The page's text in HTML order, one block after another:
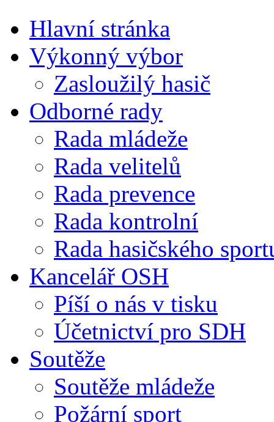
Hlavní stránka
Výkonný výbor
Zasloužilý hasič
Odborné rady
Rada mládeže
Rada velitelů
Rada prevence
Rada kontrolní
Rada hasičského
Kancelář OSH
Píší o nás v tisku
Účetnictví pro SDH
Soutěže
Soutěže mládeže
Požární sport